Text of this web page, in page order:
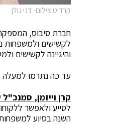
קרדיט צילום- דני גולן
לקשישים ולמשפחות
והיגיינה לקשישים ולמשפחות
עד כה נתרמו למעלה מ-
קרן וייזמן,
לסייע ולאפשר
השנה בסיוע